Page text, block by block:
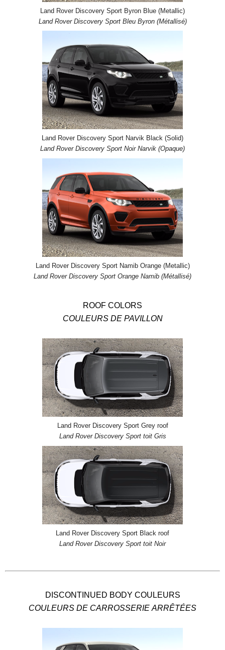
Land Rover Discovery Sport Byron Blue (Metallic)
Land Rover Discovery Sport Bleu Byron (Métallisé)
Land Rover Discovery Sport Narvik Black (Solid)
Land Rover Discovery Sport Noir Narvik (Opaque)
Land Rover Discovery Sport Namib Orange (Metallic)
Land Rover Discovery Sport Orange Namib (Métallisé)
ROOF COLORS
COULEURS DE PAVILLON
Land Rover Discovery Sport Grey roof
Land Rover Discovery Sport toit Gris
Land Rover Discovery Sport Black roof
Land Rover Discovery Sport toit Noir
DISCONTINUED BODY COULEURS
COULEURS DE CARROSSERIE ARRÊTÉES